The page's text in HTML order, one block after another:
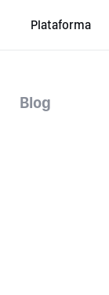
Plataforma
Blog